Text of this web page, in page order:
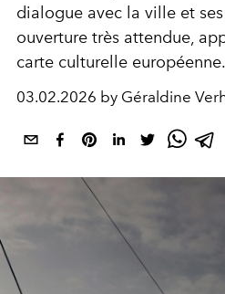
dialogue avec la ville et
ouverture très attendue,
carte culturelle européenne.
03.02.2026 by Géraldine